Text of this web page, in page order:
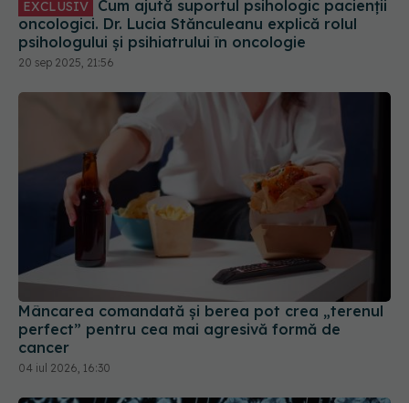
20 sep 2025, 21:56
Mâncarea comandată și berea pot crea „terenul
perfect” pentru cea mai agresivă formă de
cancer
04 iul 2026, 16:30